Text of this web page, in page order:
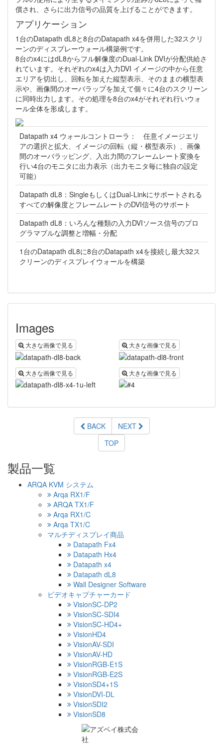
償され、さらに出力信号の品質を上げることができます。
アプリケーション
1台のDatapath dL8と8台のDatapath x4を併用した32スクリ
ーンのディスプレーウォール構築例です。
8台のx4にはdL8からフル解像度のDual-Link DVIが分配供給さ
れています。それぞれのx4は入力DVI イメージの中から任意
エリアを切出し、回転を加えた縦型表示、そのままの横型表
示や、画像間のオーバラップを加えて個々に4台のスクリーン
に同時出力します。その処理を8台のx4がそれぞれ行いウォ
ール全体を形成します。
Datapath x4 ウォールコントローラ： 任意イメージエリ
アの選択と拡大、イメージの回転（縦・横型表示）、画像
間のオーバラッピング、入出力間のフレームレート変換を
行い4台のモニタに出力表示（出力モニタ毎に独自の設定
可能）
Datapath dL8：SingleもしくはDual-Linkにサポートされる
すべての解像度とフレームレートのDVI信号のサポート
Datapath dL8：いろんな種類の入力DVIソース信号のプロ
グラマブルな調整と増幅・分配
1台のDatapath dL8に8台のDatapath x4を接続し最大32ス
クリーンのディスプレイウォールを構築
Images
大きな画像で見る 大きな画像で見る
大きな画像で見る 大きな画像で見る
BACK
NEXT
TOP
製品一覧
ARQA KVM システム
Arqa RX1/F
ARQA TX1/F
Arqa RX1/C
Arqa TX1/C
マルチディスプレイ商品
Datapath Fx4
Datapath Hx4
Datapath x4
Datapath dL8
Wall Designer Software
ビデオキャプチャーカード
VisionSC-DP2
VisionSC-SDI4
VisionSC-HD4+
VisionHD4
VisionAV-SDI
VisionAV-HD
VisionRGB-E1S
VisionRGB-E2S
VisionSD4+1S
VisionDVI-DL
VisionSDI2
VisionSD8